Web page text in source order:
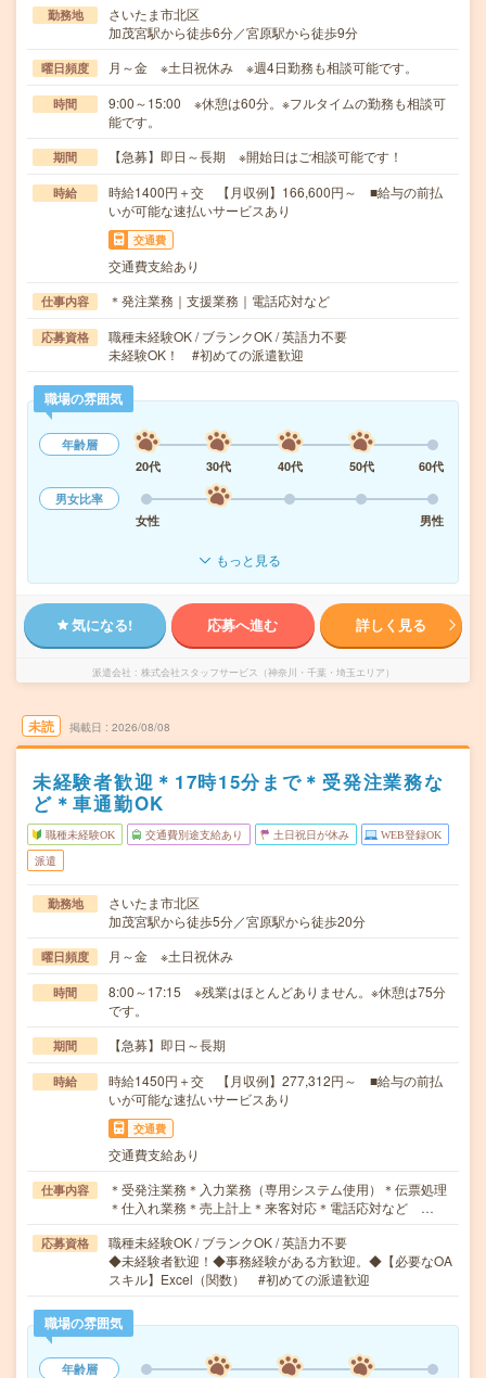
勤務地
さいたま市北区
加茂宮駅から徒歩6分／宮原駅から徒歩9分
曜日頻度 月～金 ※土日祝休み ※週4日勤務も相談可能です。
時間
9:00～15:00 ※休憩は60分。※フルタイムの勤務も相談可
能です。
期間 【急募】即日～長期 ※開始日はご相談可能です！
時給
時給1400円＋交 【月収例】166,600円～ ■給与の前払
いが可能な速払いサービスあり
交通費
交通費支給あり
仕事内容 ＊発注業務｜支援業務｜電話応対など
応募資格
職種未経験OK / ブランクOK / 英語力不要
未経験OK！ #初めての派遣歓迎
職場の雰囲気
年齢層
20代
30代 40代 50代
60代
男女比率
女性
男性
もっと見る
気になる! 応募へ進む 詳しく見る
派遣会社 株式会社スタッフサービス（神奈川・千葉・埼玉エリア）
未読 掲載日 2026/08/08
未経験者歓迎＊17時15分まで＊受発注業務な
ど＊車通勤OK
職種未経験OK 交通費別途支給あり 土日祝日が休み WEB登録OK
派遣
勤務地
さいたま市北区
加茂宮駅から徒歩5分／宮原駅から徒歩20分
曜日頻度 月～金 ※土日祝休み
時間
8:00～17:15 ※残業はほとんどありません。※休憩は75分
です。
期間 【急募】即日～長期
時給
時給1450円＋交 【月収例】277,312円～ ■給与の前払
いが可能な速払いサービスあり
交通費
交通費支給あり
仕事内容
＊受発注業務＊入力業務（専用システム使用）＊伝票処理
＊仕入れ業務＊売上計上＊来客対応＊電話応対など …
応募資格
職種未経験OK / ブランクOK / 英語力不要
◆未経験者歓迎！◆事務経験がある方歓迎。◆【必要なOA
スキル】Excel（関数） #初めての派遣歓迎
職場の雰囲気
年齢層